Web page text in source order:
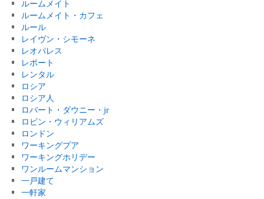
ルームメイト
ルームメイト・カフェ
ルール
レイヴン・シモーネ
レオパレス
レポート
レンタル
ロシア
ロシア人
ロバート・ダウニー・jr
ロビン・ウィリアムズ
ロンドン
ワーキングプア
ワーキングホリデー
ワンルームマンション
一戸建て
一軒家